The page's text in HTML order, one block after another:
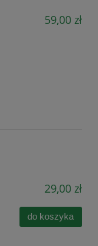
59,00 zł
29,00 zł
do koszyka